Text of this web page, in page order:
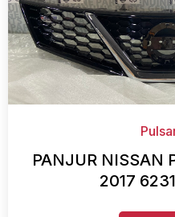
PANJUR NISSAN
2017